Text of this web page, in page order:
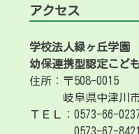
アクセス
学校法人緑ヶ丘学園
幼保連携型認定こど
住所：〒508-0015
岐阜県中津川市
ＴＥＬ：0573-66-
0573-67-8421(0